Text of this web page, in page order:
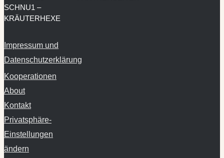
SCHNU1 –
KRÄUTERHEXE
Impressum und
Datenschutzerklärung
Kooperationen
About
Kontakt
Privatsphäre-
Einstellungen
ändern